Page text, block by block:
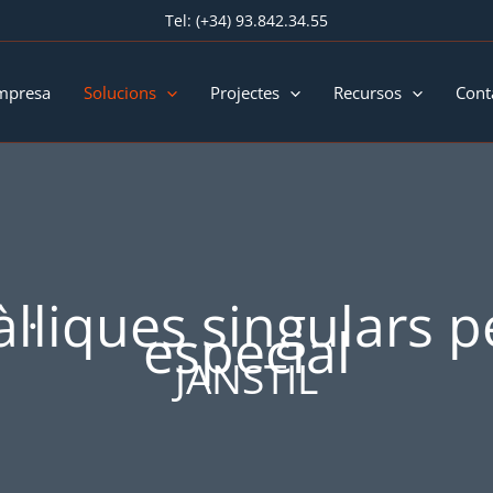
Tel: (+34) 93.842.34.55
Solucions Projectes Recursos
singulars
especial
JANSTIL